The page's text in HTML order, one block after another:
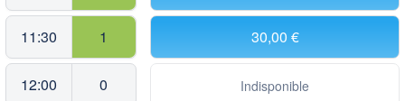
11:30 1 30,00 €
12:00 0 Indisponible